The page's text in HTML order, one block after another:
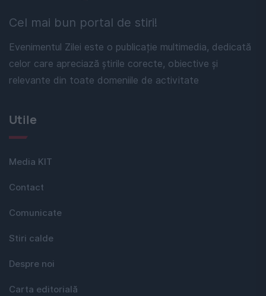
Cel mai bun portal de stiri!
Evenimentul Zilei este o publicație multimedia, dedicată
celor care apreciază știrile corecte, obiective și
relevante din toate domeniile de activitate
Utile
Media KIT
Contact
Comunicate
Stiri calde
Despre noi
Carta editorială